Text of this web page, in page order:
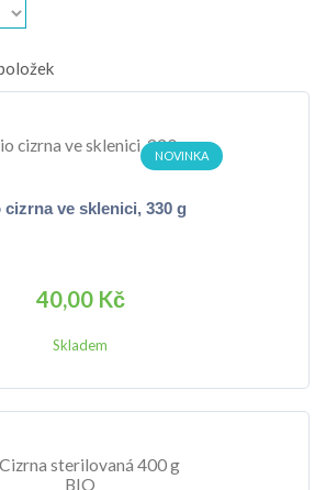
NOVINKA
cizrna ve sklenici, 330 g
40,00 Kč
Skladem